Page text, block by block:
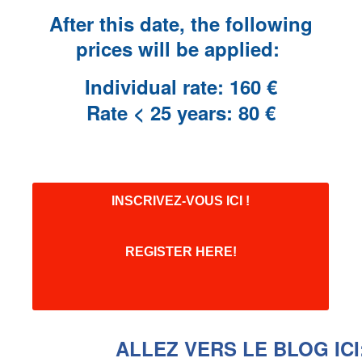
After this date, the following
prices will be applied:
Individual rate: 160 €
Rate < 25 years: 80 €
INSCRIVEZ-VOUS ICI !
REGISTER HERE!
ALLEZ VERS LE BLOG